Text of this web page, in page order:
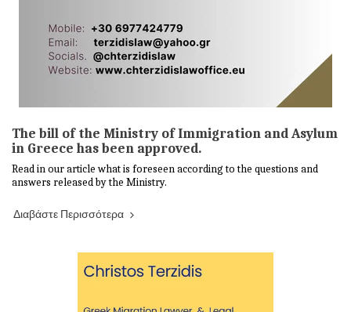
The bill of the Ministry of Immigration and Asylum
in Greece has been approved.
Read in our article what is foreseen according to the questions and
answers released by the Ministry.
Διαβάστε Περισσότερα